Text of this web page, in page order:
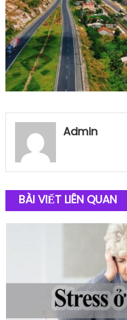
Admin
BÀI VIẾT LIÊN QUAN